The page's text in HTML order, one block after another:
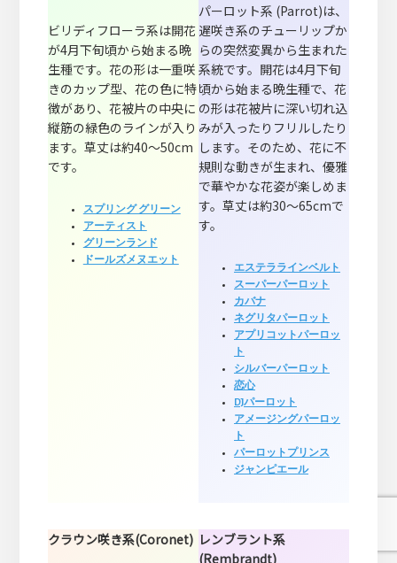
ビリディフローラ系は開花
が4月下旬頃から始まる晩
生種です。花の形は一重咲
きのカップ型、花の色に特
徴があり、花被片の中央に
縦筋の緑色のラインが入り
ます。草丈は約40～50cm
です。
スプリング グリーン
アーティスト
グリーンランド
ドールズメヌエット
パーロット系 (Parrot)は、
遅咲き系のチューリップか
らの突然変異から生まれた
系統です。開花は4月下旬
頃から始まる晩生種で、花
の形は花被片に深い切れ込
みが入ったりフリルしたり
します。そのため、花に不
規則な動きが生まれ、優雅
で華やかな花姿が楽しめま
す。草丈は約30～65cmで
す。
エステララインベルト
スーパーパーロット
カバナ
ネグリタパーロット
アプリコットパーロッ
ト
シルバーパーロット
恋心
DJパーロット
アメージングパーロッ
ト
パーロットプリンス
ジャンピエール
クラウン咲き系(Coronet) レンブラント系
(Rembrandt)